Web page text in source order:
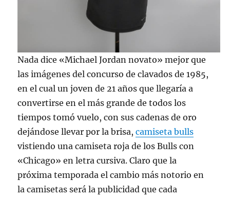
Nada dice «Michael Jordan novato» mejor que
las imágenes del concurso de clavados de 1985,
en el cual un joven de 21 años que llegaría a
convertirse en el más grande de todos los
tiempos tomó vuelo, con sus cadenas de oro
dejándose llevar por la brisa,camiseta bulls
vistiendo una camiseta roja de los Bulls con
«Chicago» en letra cursiva. Claro que la
próxima temporada el cambio más notorio en
la camisetas será la publicidad que cada